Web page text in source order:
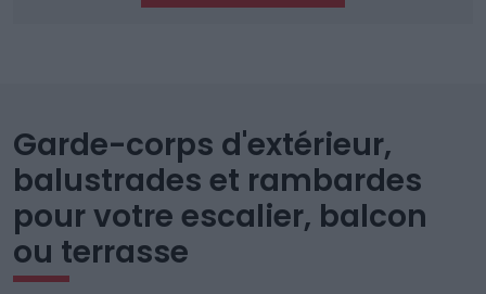
Garde-corps d'extérieur,
balustrades et rambardes
pour votre escalier, balcon
ou terrasse